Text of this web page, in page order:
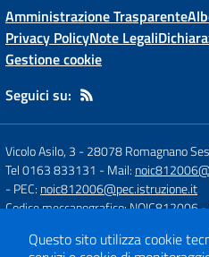
Amministrazione Trasparente
Privacy PolicyNote Legali
Gestione cookie
Seguici su:
Vicolo Asilo, 3 -28078 Romagnano
Tel 0163 833131 - Mail:
- PEC: noic812006@pec.istruzione.it
Codice meccanografico: NOIC812006-
Questo sito utilizza cookie